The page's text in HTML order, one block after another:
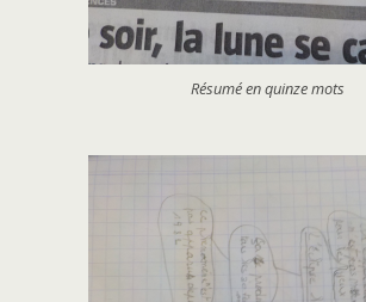
Résumé en quinze mots